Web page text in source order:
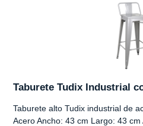
Taburete Tudix Industrial
Taburete alto Tudix industrial de
Acero Ancho: 43 cm Largo: 43